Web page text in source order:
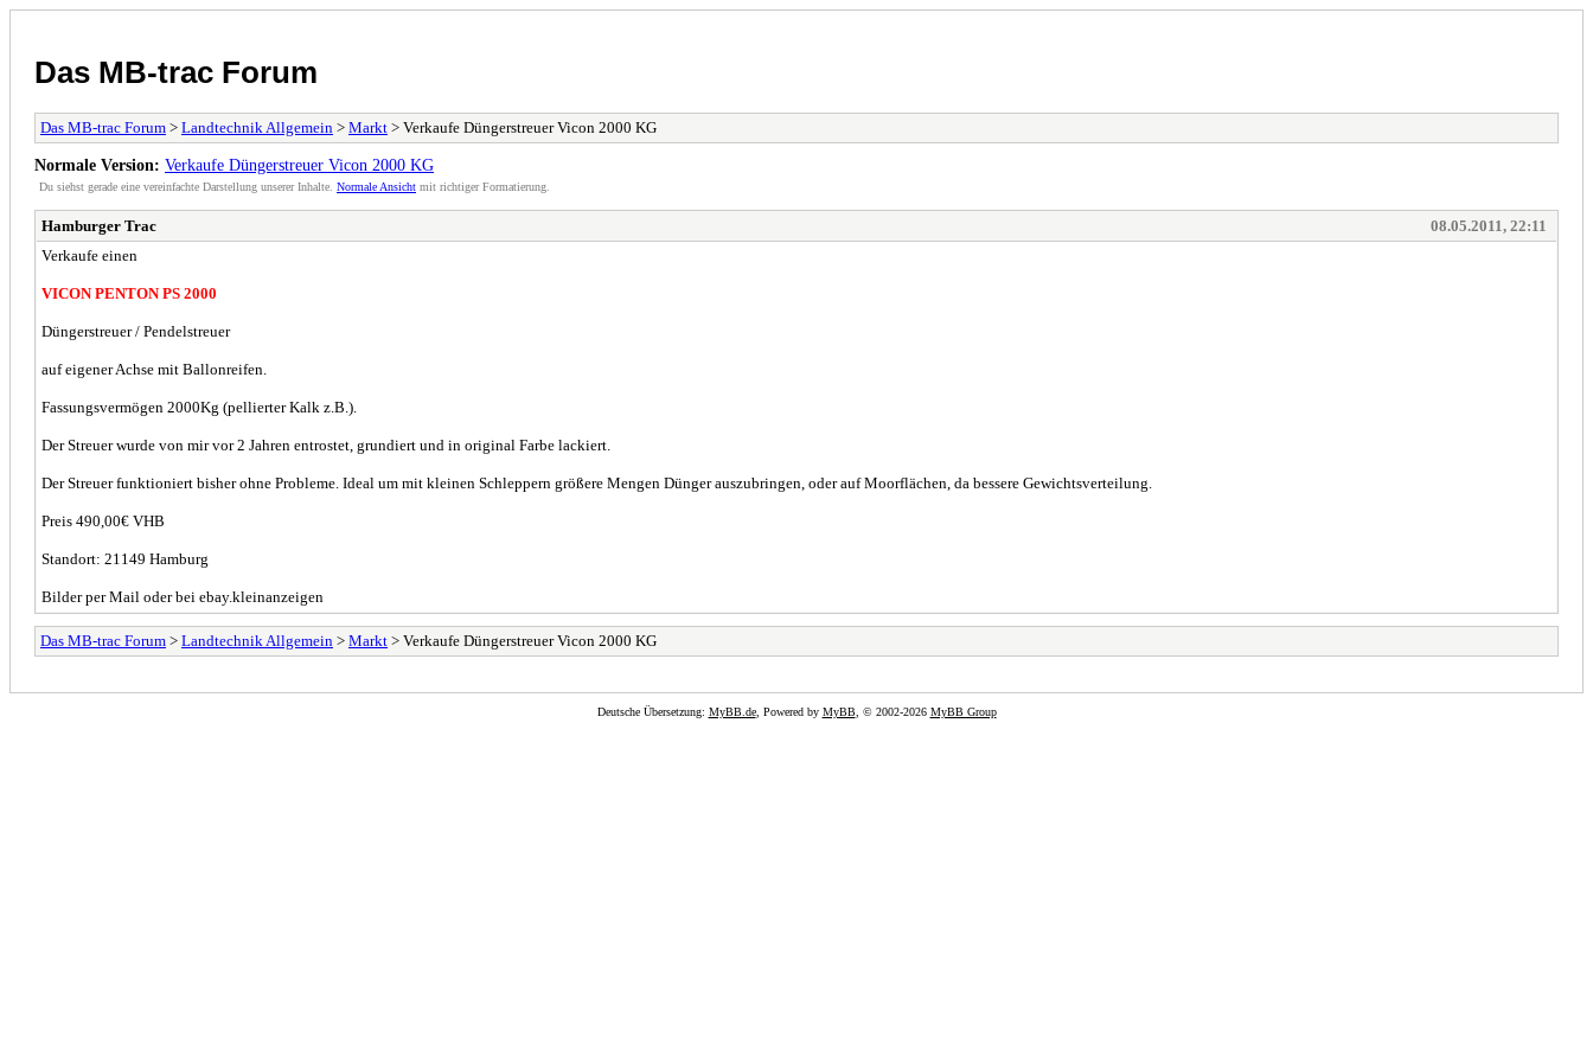
Das MB-trac Forum
Das MB-trac Forum > Landtechnik Allgemein > Markt > Verkaufe Düngerstreuer Vicon 2000 KG
Normale Version: Verkaufe Düngerstreuer Vicon 2000 KG
Du siehst gerade eine vereinfachte Darstellung unserer Inhalte. Normale Ansicht mit richtiger Formatierung.
Hamburger Trac
08.05.2011, 22:11
Verkaufe einen
VICON PENTON PS 2000
Düngerstreuer / Pendelstreuer
auf eigener Achse mit Ballonreifen.
Fassungsvermögen 2000Kg (pellierter Kalk z.B.).
Der Streuer wurde von mir vor 2 Jahren entrostet, grundiert und in original Farbe lackiert.
Der Streuer funktioniert bisher ohne Probleme. Ideal um mit kleinen Schleppern größere Mengen Dünger auszubringen, oder auf Moorflächen, da bessere Gewichtsverteilung.
Preis 490,00€ VHB
Standort: 21149 Hamburg
Bilder per Mail oder bei ebay.kleinanzeigen
Das MB-trac Forum > Landtechnik Allgemein > Markt > Verkaufe Düngerstreuer Vicon 2000 KG
Deutsche Übersetzung: MyBB.de, Powered by MyBB, © 2002-2026 MyBB Group